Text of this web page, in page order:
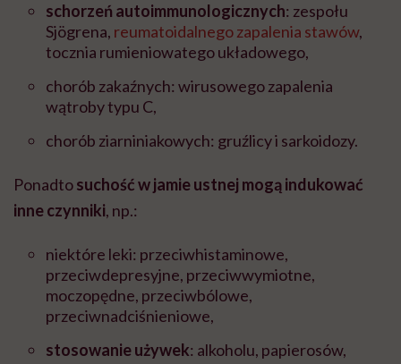
schorzeń autoimmunologicznych: zespołu
Sjögrena, reumatoidalnego zapalenia stawów,
tocznia rumieniowatego układowego,
chorób zakaźnych: wirusowego zapalenia
wątroby typu C,
chorób ziarniniakowych: gruźlicy i sarkoidozy.
Ponadtosuchość w jamie ustnej mogą indukować
inne czynniki, np.:
niektóre leki: przeciwhistaminowe,
przeciwdepresyjne, przeciwwymiotne,
moczopędne, przeciwbólowe,
przeciwnadciśnieniowe,
stosowanie używek: alkoholu, papierosów,